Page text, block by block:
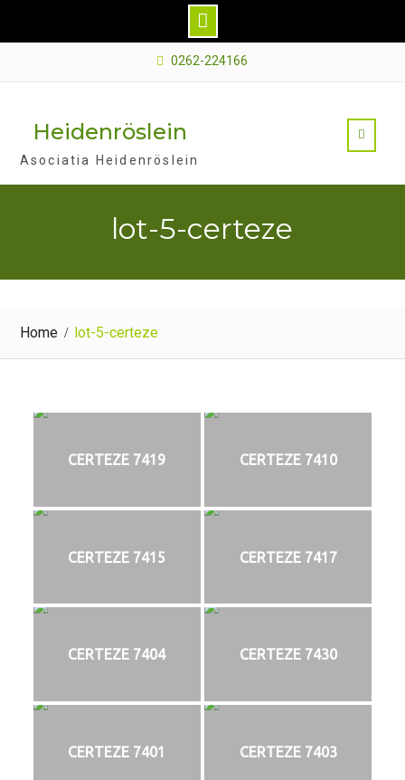
0262-224166
Heidenröslein
Asociatia Heidenröslein
lot-5-certeze
Home lot-5-certeze
CERTEZE 7419 CERTEZE 7410
CERTEZE 7415 CERTEZE 7417
CERTEZE 7404 CERTEZE 7430
CERTEZE 7401 CERTEZE 7403